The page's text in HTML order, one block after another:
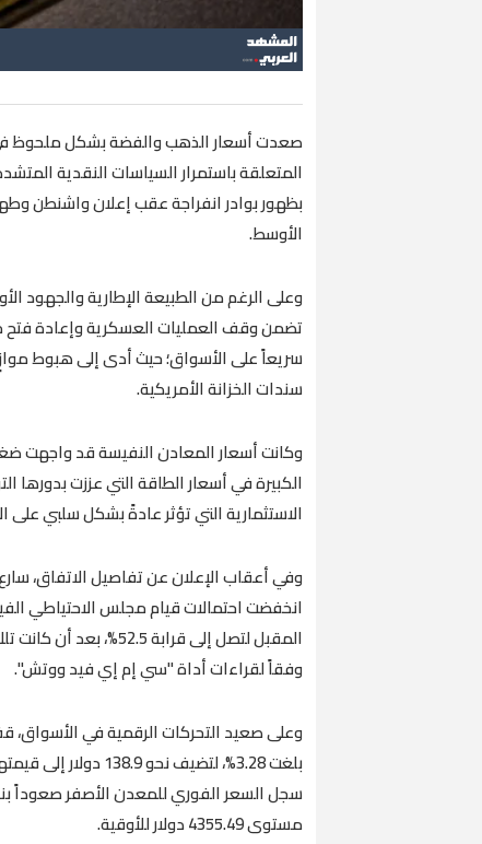
صعدت أسعار الذهب والفضة بشكل ملحوظ
المتعلقة باستمرار السياسات النقدية
بظهور بوادر انفراجة عقب إعلان واشنطن
الأوسط.
وعلى الرغم من الطبيعة الإطارية والجهود
تضمن وقف العمليات العسكرية وإعادة فتح
سريعاً على الأسواق؛ حيث أدى إلى هبوط موازٍ
سندات الخزانة الأمريكية.
وكانت أسعار المعادن النفيسة قد واجهت
الكبيرة في أسعار الطاقة التي عززت بدورها
الاستثمارية التي تؤثر عادةً بشكل سلبي على
وفي أعقاب الإعلان عن تفاصيل الاتفاق،
انخفضت احتمالات قيام مجلس الاحتياطي
وفقاً لقراءات أداة "سي إم إي فيد ووتش".
وعلى صعيد التحركات الرقمية في
مستوى 4355.49 دولار للأوقية.